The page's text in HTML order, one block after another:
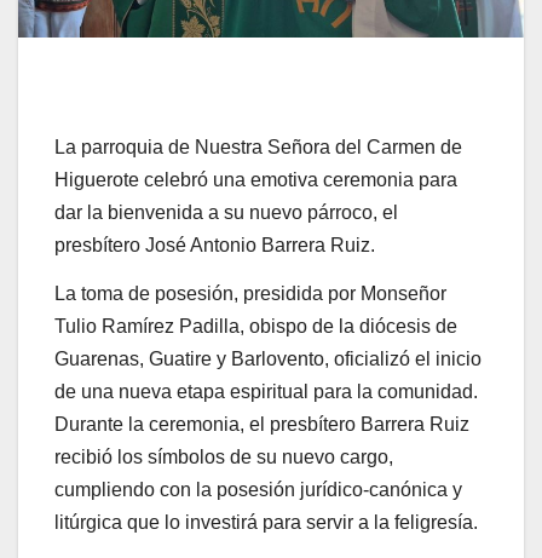
La parroquia de Nuestra Señora del Carmen de
Higuerote celebró una emotiva ceremonia para
dar la bienvenida a su nuevo párroco, el
presbítero José Antonio Barrera Ruiz.
La toma de posesión, presidida por Monseñor
Tulio Ramírez Padilla, obispo de la diócesis de
Guarenas, Guatire y Barlovento, oficializó el inicio
de una nueva etapa espiritual para la comunidad.
Durante la ceremonia, el presbítero Barrera Ruiz
recibió los símbolos de su nuevo cargo,
cumpliendo con la posesión jurídico-canónica y
litúrgica que lo investirá para servir a la feligresía.